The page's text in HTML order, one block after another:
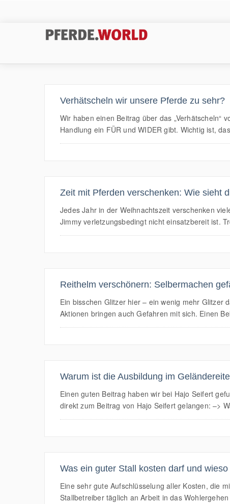
Verhätscheln wir unsere Pferde zu sehr?
Wir haben einen Beitrag über das
Handlung ein FÜR und WIDER gibt. Wichtig ist,
Zeit mit Pferden verschenken: Wie sieht
Jedes Jahr in der Weihnachtszeit verschenken
Jimmy verletzungsbedingt nicht einsatzbereit ist.
Reithelm verschönern: Selbermachen
Ein bisschen Glitzer hier – ein wenig mehr
Aktionen bringen auch Gefahren mit sich. Einen
Warum ist die Ausbildung im
Einen guten Beitrag haben wir bei Hajo Seifert
direkt zum Beitrag von Hajo Seifert gelangen: –>
Was ein guter Stall kosten darf und
Eine sehr gute Aufschlüsselung aller Kosten, die
Stallbetreiber täglich an Arbeit in das